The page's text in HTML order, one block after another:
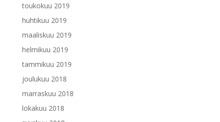
toukokuu 2019
huhtikuu 2019
maaliskuu 2019
helmikuu 2019
tammikuu 2019
joulukuu 2018
marraskuu 2018
lokakuu 2018